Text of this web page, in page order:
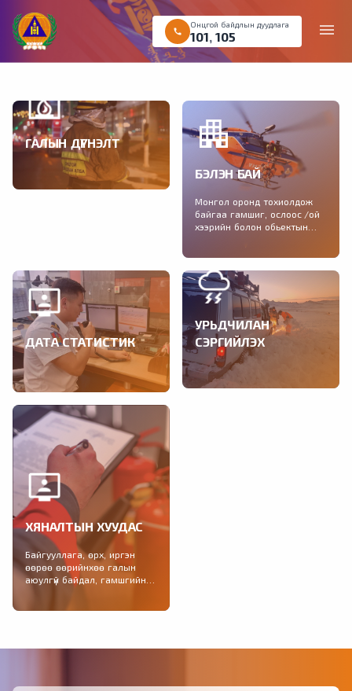
menu
call
Онцгой байдлын дуудлага
101 ,105
ГАЛЫН ДҮГНЭЛТ
Галын аюулгүй байдлын
дүгнэлт авах хүсэлтийг
БЭЛЭН БАЙ
Монгол оронд тохиолдож
байгаа гамшиг, ослоос /ой
хээрийн болон обьектын
зөвлөмжийг хүргэж байна.
ДАТА СТАТИСТИК
Тохиолдсон гамшигт үзэгдэл,
учирсан хохирол, өссөн
дүнгээр, үндсэн үзүүлэлтээр,
улсын дүн, сараар...
УРЬДЧИЛАН
СЭРГИЙЛЭХ
2021-2025 онд зохион
байгуулагдах Гамшгаас
ХЯНАЛТЫН ХУУДАС
Байгууллага, өрх, иргэн
өөрөө өөрийнхөө галын
аюулгүй байдал, гамшгийн